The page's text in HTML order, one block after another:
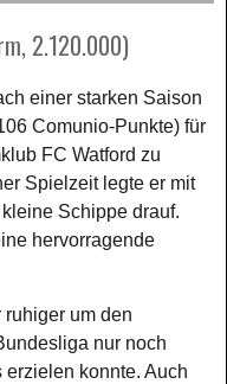
2.120.000)
einer starken Saison
Comunio-Punkte) für
FC Watford zu
Spielzeit legte er mit
Schippe drauf.
hervorragende
um den
nur noch
konnte. Auch